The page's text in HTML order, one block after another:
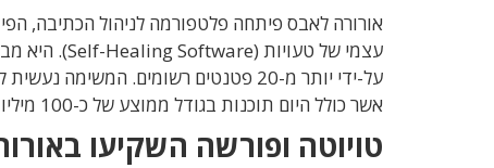
אורורה לאבס פיתחה פלטפורמה לניהול הכתיבה,
על-ידי יותר מ-20 פטנטים רשומים.
אשר כולל היום תוכנות בגודל ממוצע של כ-100 מיליון שורות קוד.
טויוטה ופורשה השקיעו